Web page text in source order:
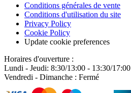
Conditions générales de vente
Conditions d'utilisation du site
Privacy Policy
Cookie Policy
Update cookie preferences
Horaires d'ouverture :
Lundi - Jeudi: 8:30/13:00 - 13:30/17:00
Vendredi - Dimanche : Fermé